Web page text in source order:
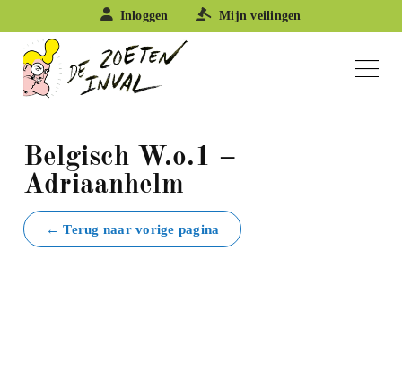
Inloggen Mijn veilingen
Belgisch W.o.1 –
Adriaanhelm
← Terug naar vorige pagina